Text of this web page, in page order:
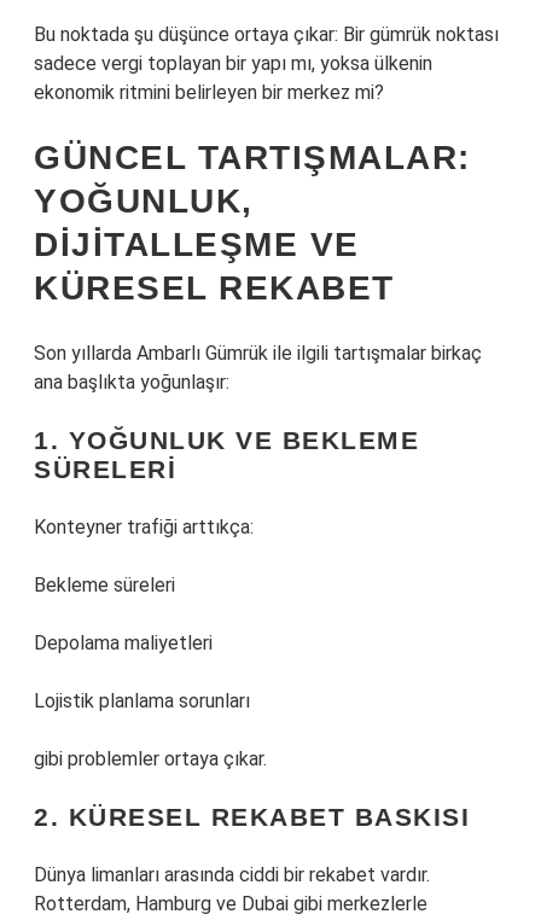
Bu noktada şu düşünce ortaya çıkar: Bir gümrük noktası
sadece vergi toplayan bir yapı mı, yoksa ülkenin
ekonomik ritmini belirleyen bir merkez mi?
GÜNCEL TARTIŞMALAR:
YOĞUNLUK,
DIJITALLEŞME VE
KÜRESEL REKABET
Son yıllarda Ambarlı Gümrük ile ilgili tartışmalar birkaç
ana başlıkta yoğunlaşır:
1. YOĞUNLUK VE BEKLEME
SÜRELERI
Konteyner trafiği arttıkça:
Bekleme süreleri
Depolama maliyetleri
Lojistik planlama sorunları
gibi problemler ortaya çıkar.
2. KÜRESEL REKABET BASKISI
Dünya limanları arasında ciddi bir rekabet vardır.
Rotterdam, Hamburg ve Dubai gibi merkezlerle